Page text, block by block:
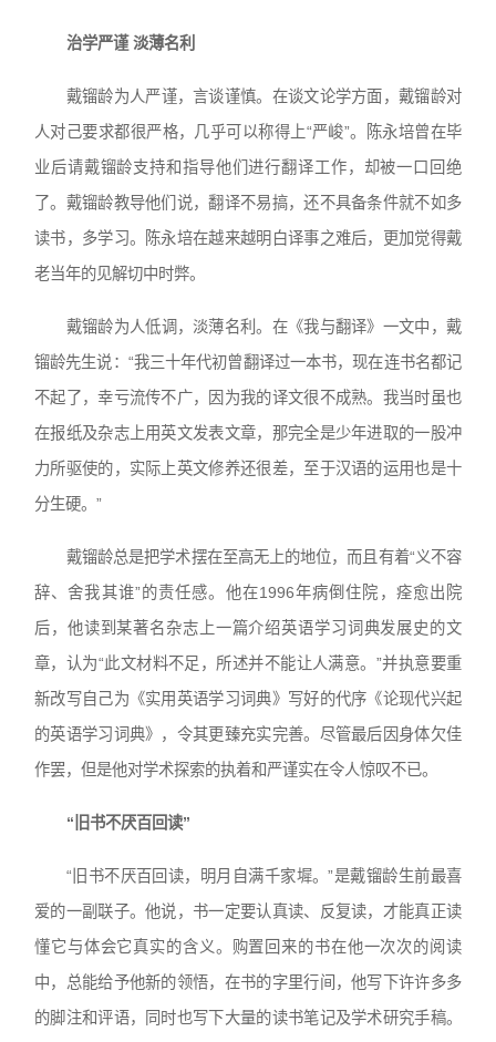
治学严谨 淡薄名利
戴镏龄为人严谨，言谈谨慎。在谈文论学方面，戴镏龄对
人对己要求都很严格，几乎可以称得上“严峻”。陈永培曾在毕
业后请戴镏龄支持和指导他们进行翻译工作，却被一口回绝
了。戴镏龄教导他们说，翻译不易搞，还不具备条件就不如多
读书，多学习。陈永培在越来越明白译事之难后，更加觉得戴
老当年的见解切中时弊。
戴镏龄为人低调，淡薄名利。在《我与翻译》一文中，戴
镏龄先生说：“我三十年代初曾翻译过一本书，现在连书名都记
不起了，幸亏流传不广，因为我的译文很不成熟。我当时虽也
在报纸及杂志上用英文发表文章，那完全是少年进取的一股冲
力所驱使的，实际上英文修养还很差，至于汉语的运用也是十
分生硬。”
戴镏龄总是把学术摆在至高无上的地位，而且有着“义不容
辞、舍我其谁”的责任感。他在1996年病倒住院，痊愈出院
后，他读到某著名杂志上一篇介绍英语学习词典发展史的文
章，认为“此文材料不足，所述并不能让人满意。”并执意要重
新改写自己为《实用英语学习词典》写好的代序《论现代兴起
的英语学习词典》，令其更臻充实完善。尽管最后因身体欠佳
作罢，但是他对学术探索的执着和严谨实在令人惊叹不已。
“旧书不厌百回读”
“旧书不厌百回读，明月自满千家墀。”是戴镏龄生前最喜
爱的一副联子。他说，书一定要认真读、反复读，才能真正读
懂它与体会它真实的含义。购置回来的书在他一次次的阅读
中，总能给予他新的领悟，在书的字里行间，他写下许许多多
的脚注和评语，同时也写下大量的读书笔记及学术研究手稿。